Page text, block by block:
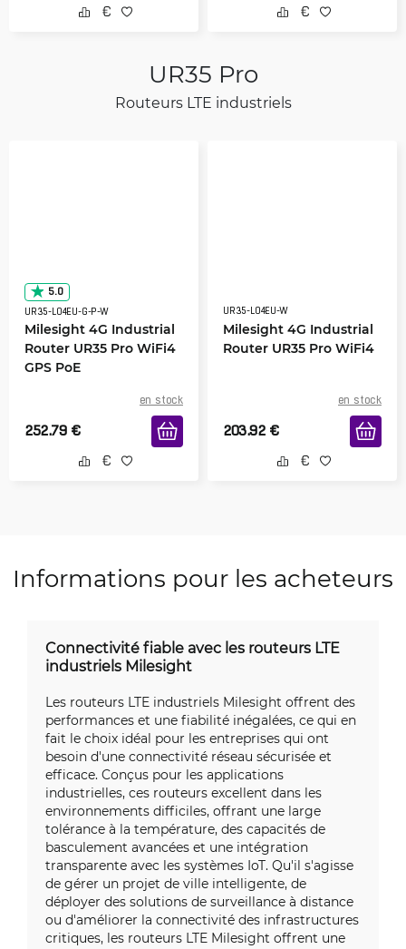
UR35 Pro
Routeurs LTE industriels
5.0
UR35-L04EU-G-P-W
Milesight 4G Industrial
Router UR35 Pro WiFi4
GPS PoE
en stock
252.79 €
UR35-L04EU-W
Milesight 4G Industrial
Router UR35 Pro WiFi4
en stock
203.92 €
Informations pour les acheteurs
Connectivité fiable avec les routeurs LTE
industriels Milesight
Les routeurs LTE industriels Milesight offrent des
performances et une fiabilité inégalées, ce qui en
fait le choix idéal pour les entreprises qui ont
besoin d'une connectivité réseau sécurisée et
efficace. Conçus pour les applications
industrielles, ces routeurs excellent dans les
environnements difficiles, offrant une large
tolérance à la température, des capacités de
basculement avancées et une intégration
transparente avec les systèmes IoT. Qu'il s'agisse
de gérer un projet de ville intelligente, de
déployer des solutions de surveillance à distance
ou d'améliorer la connectivité des infrastructures
critiques, les routeurs LTE Milesight offrent une